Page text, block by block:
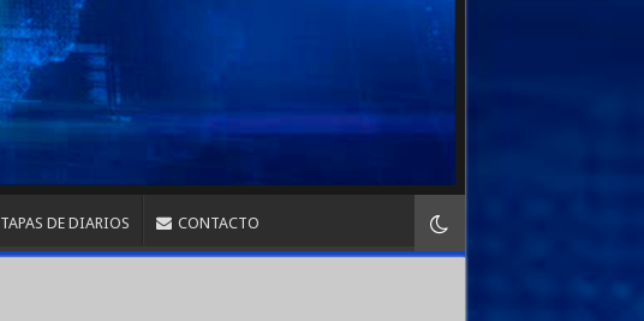
TAPAS DE DIARIOS CONTACTO